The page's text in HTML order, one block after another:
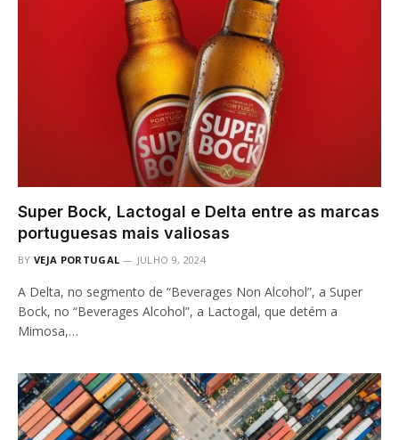
Super Bock, Lactogal e Delta entre as marcas
portuguesas mais valiosas
BY VEJA PORTUGAL JULHO 9, 2024
A Delta, no segmento de “Beverages Non Alcohol”, a Super
Bock, no “Beverages Alcohol”, a Lactogal, que detém a
Mimosa,…